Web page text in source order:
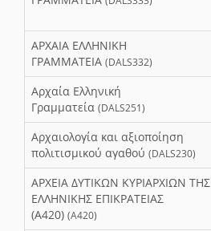
ΑΡΧΑΙΑ ΕΛΛΗΝΙΚΗ
ΓΡΑΜΜΑΤΕΙΑ (DALS332)
Αρχαία Ελληνική
Γραμματεία (DALS251)
Αρχαιολογία και αξιοποίηση
πολιτισμικού αγαθού (DALS230)
ΑΡΧΕΙΑ ΔΥΤΙΚΩΝ ΚΥΡΙΑΡΧΙΩΝ ΤΗΣ
ΕΛΛΗΝΙΚΗΣ ΕΠΙΚΡΑΤΕΙΑΣ
(Α420) (Α420)